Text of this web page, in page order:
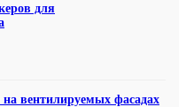
для
вентилируемых фасадах